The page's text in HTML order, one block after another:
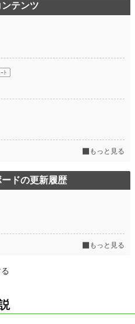
テンツ
ﾄ
もっと見る
ドの更新履歴
もっと見る